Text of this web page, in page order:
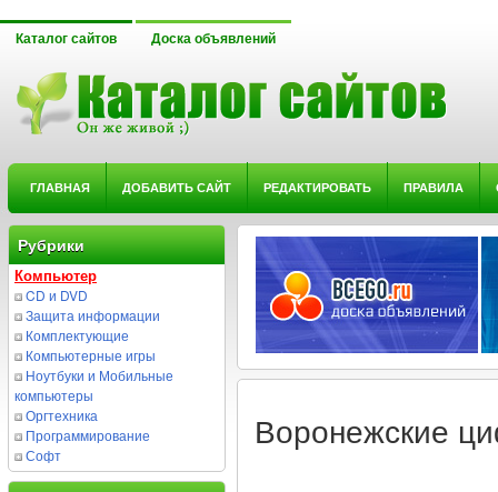
Каталог сайтов Доска объявлений
ГЛАВНАЯ ДОБАВИТЬ САЙТ РЕДАКТИРОВАТЬ ПРАВИЛА
Рубрики
Компьютер
CD и DVD
Защита информации
Комплектующие
Компьютерные игры
Ноутбуки и Мобильные
компьютеры
Оргтехника
Программирование
Софт
Воронежские